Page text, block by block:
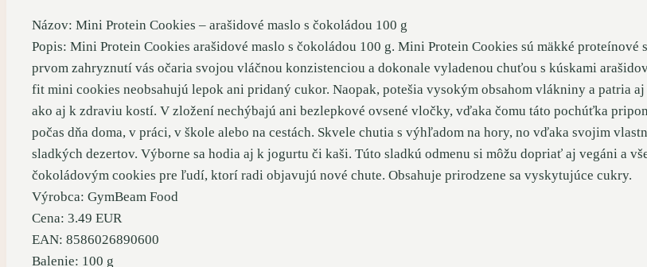
Názov: Mini Protein Cookies – arašidové maslo s čokoládou 100 g
Popis: Mini Protein Cookies arašidové maslo s čokoládou 100 g. Mini Protein Cookies sú mäkké
prvom zahryznutí vás očaria svojou vláčnou konzistenciou a dokonale vyladenou chuťou s kúskami
fit mini cookies neobsahujú lepok ani pridaný cukor. Naopak, potešia vysokým obsahom vlákniny a patria
ako aj k zdraviu kostí. V zložení nechýbajú ani bezlepkové ovsené vločky, vďaka čomu táto pochúťka
počas dňa doma, v práci, v škole alebo na cestách. Skvele chutia s výhľadom na hory, no vďaka svojim
sladkých dezertov. Výborne sa hodia aj k jogurtu či kaši. Túto sladkú odmenu si môžu dopriať aj vegáni a
čokoládovým cookies pre ľudí, ktorí radi objavujú nové chute. Obsahuje prirodzene sa vyskytujúce cukry.
Výrobca: GymBeam Food
Cena: 3.49 EUR
EAN: 8586026890600
Balenie: 100 g